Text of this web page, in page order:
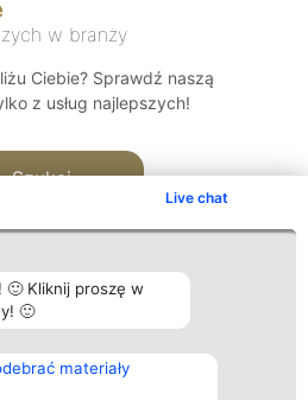
Live chat
Kliknij proszę w
🙂
materiały
w branży
Ciebie? Sprawdź naszą
z usług najlepszych!
Szukaj
Plebiscyt
Laureaci
Kontakt
Kontakt